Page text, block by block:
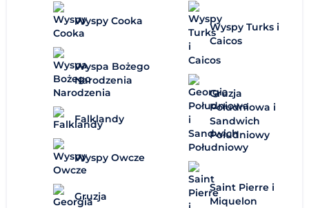
Wyspy Cooka
Wyspa Bożego
Narodzenia
Falklandy
Wyspy Owcze
Gruzja
Wyspy Turks i
Caicos
Gruzja
Południowa i
Sandwich
Południowy
Saint Pierre i
Miquelon